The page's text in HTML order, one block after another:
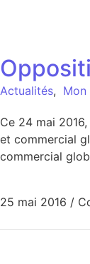
Actualités,
Ce 24 mai
et commercial
commercial
25 mai 2016 /